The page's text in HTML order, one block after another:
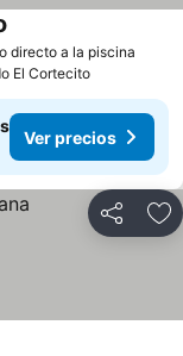
directo a la piscina
El Cortecito
Ver precios
Compartir